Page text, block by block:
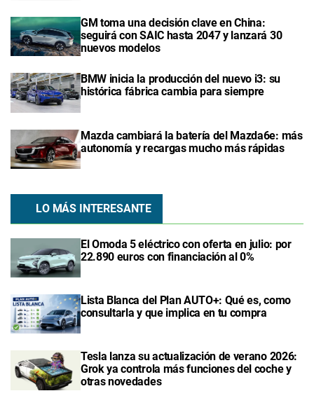
GM toma una decisión clave en China:
seguirá con SAIC hasta 2047 y lanzará 30
nuevos modelos
BMW inicia la producción del nuevo i3: su
histórica fábrica cambia para siempre
Mazda cambiará la batería del Mazda6e: más
autonomía y recargas mucho más rápidas
LO MÁS INTERESANTE
El Omoda 5 eléctrico con oferta en julio: por
22.890 euros con financiación al 0%
Lista Blanca del Plan AUTO+: Qué es, como
consultarla y que implica en tu compra
Tesla lanza su actualización de verano 2026:
Grok ya controla más funciones del coche y
otras novedades